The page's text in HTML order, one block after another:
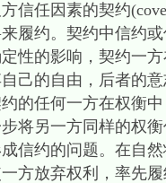
任因素的契约
履约。契约中信约
性的影响，契约一
己的自由，后者的
的任何一方在权衡
将另一方同样的权
信约的问题。在自
方放弃权利，率先